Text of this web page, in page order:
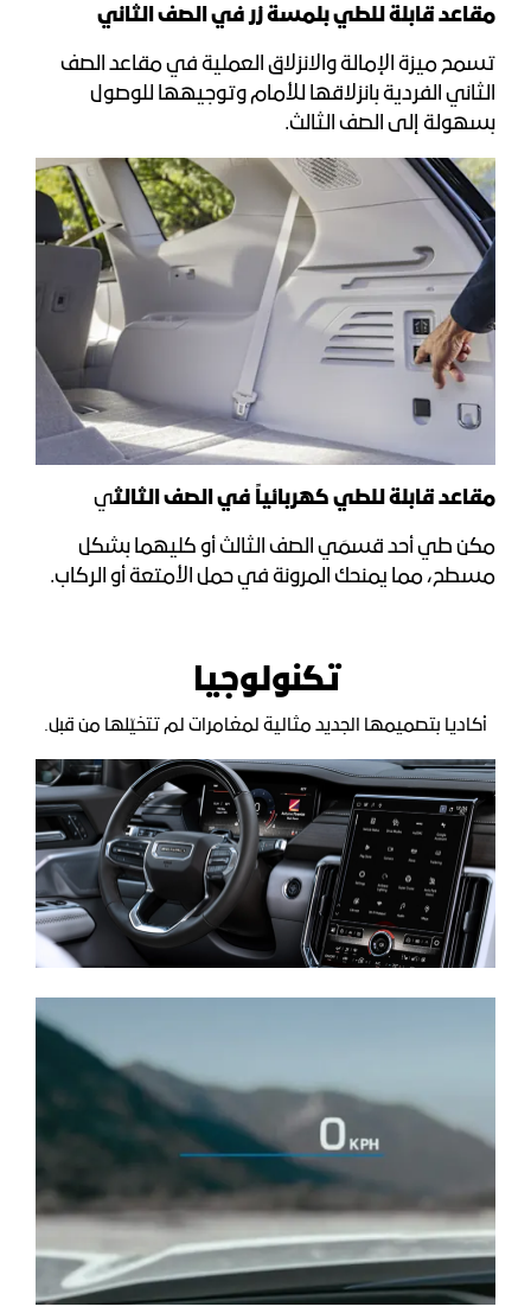
مقاعد قابلة للطي بلمسة زر في الصف الثاني
تسمح ميزة الإمالة والانزلاق العملية في مقاعد الصف
الثاني الفردية بانزلاقها للأمام وتوجيهها للوصول
بسهولة إلى الصف الثالث.
مقاعد قابلة للطي كهربائياً في الصف الثالثي
مكن طي أحد قسمَي الصف الثالث أو كليهما بشكل
مسطح، مما يمنحك المرونة في حمل الأمتعة أو الركاب.
تكنولوجيا
أكاديا بتصميمها الجديد مثالية لمغامرات لم تتخيّلها من قبل.